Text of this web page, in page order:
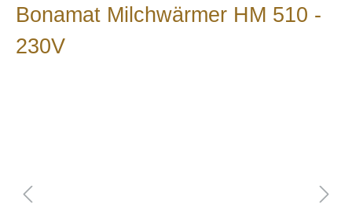
Bonamat Milchwärmer HM 510 -
230V